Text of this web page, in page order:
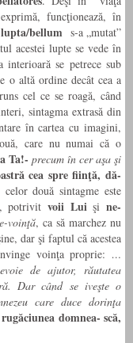
funcţionează, în
lupta/bellum s-a „mutat”
acestei lupte se vede în
se petrece sub
o altă ordine decât cea a
cel ce se roagă, când
sintagma extrasă din
în cartea cu imagini,
care nu numai că o
Ta!- precum în cer aşa şi
cea spre fiinţă, dă-
celor două sintagme este
potrivitvoii Luişine-
voinţă, ca să marchez nu
dar şi faptul că acestea
voinţa proprie: …
de ajutor, răutatea
Dar când se iveşte o
care duce dorinţa
domnea- scă,